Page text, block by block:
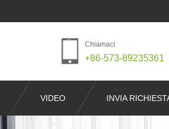
Chiamaci
+86-573-89235361
VIDEO INVIA